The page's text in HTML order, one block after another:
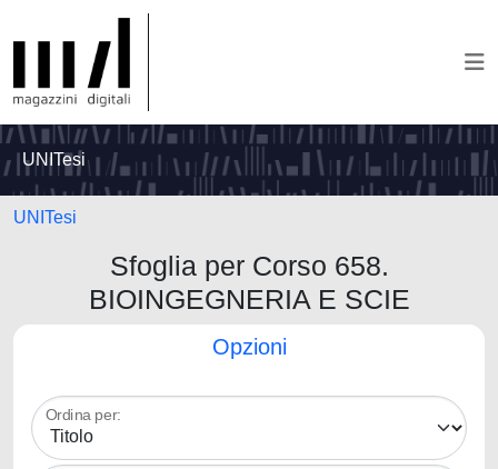
UNITesi
UNITesi
Sfoglia per Corso 658.
BIOINGEGNERIA E SCIE
Opzioni
Ordina per: